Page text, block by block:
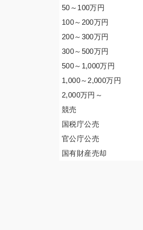
50～100万円
100～200万円
200～300万円
300～500万円
500～1,000万円
1,000～2,000万円
2,000万円 ～
競売
国税庁公売
官公庁公売
国有財産売却